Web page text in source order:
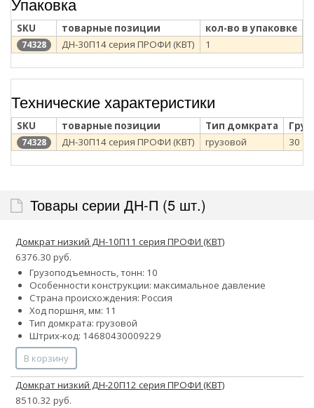
SKU товарные позиции кол-во в упаковке
74328 ДН-30П14 серия ПРОФИ (КВТ) 1
Технические характеристики
SKU товарные позиции Тип домкрата
74328 ДН-30П14 серия ПРОФИ (КВТ) грузовой 30
Товары серии ДН-П (5 шт.)
Домкрат низкий ДН-10П11 серия ПРОФИ (КВТ)
6376.30 руб.
Грузоподъемность, тонн: 10
Особенности конструкции: максимальное давление
Страна происхождения: Россия
Ход поршня, мм: 11
Тип домкрата: грузовой
Штрих-код: 14680430009229
В корзину
Домкрат низкий ДН-20П12 серия ПРОФИ (КВТ)
8510.32 руб.